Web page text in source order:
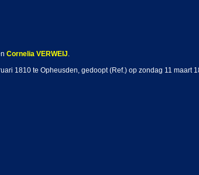
Cornelia VERWEIJ.
1810 te Opheusden, gedoopt (Ref.) op zondag 11 maart